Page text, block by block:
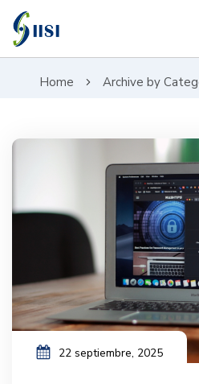
Home Archive by
22 septiembre, 2025